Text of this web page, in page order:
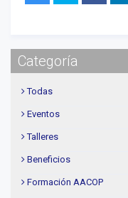
Categoría
Todas
Eventos
Talleres
Beneficios
Formación AACOP